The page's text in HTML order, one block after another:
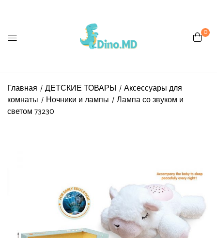
0
Главная ДЕТСКИЕ ТОВАРЫ
Аксессуары для
комнаты
Ночники и лампы
Лампа со звуком и
светом 73230